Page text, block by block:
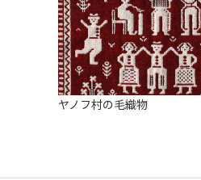
ヤノフ村の毛織物